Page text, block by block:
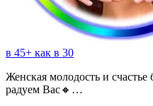
в 45+ как в 30
Женская молодость и
радуем Вас🔸…